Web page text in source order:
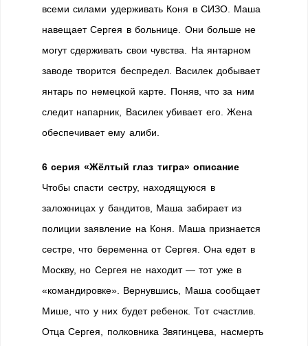
всеми силами удерживать Коня в СИЗО. Маша
навещает Сергея в больнице. Они больше не
могут сдерживать свои чувства. На янтарном
заводе творится беспредел. Василек добывает
янтарь по немецкой карте. Поняв, что за ним
следит напарник, Василек убивает его. Жена
обеспечивает ему алиби.
6 серия «Жёлтый глаз тигра» описание
Чтобы спасти сестру, находящуюся в
заложницах у бандитов, Маша забирает из
полиции заявление на Коня. Маша признается
сестре, что беременна от Сергея. Она едет в
Москву, но Сергея не находит — тот уже в
«командировке». Вернувшись, Маша сообщает
Мише, что у них будет ребенок. Тот счастлив.
Отца Сергея, полковника Звягинцева, насмерть